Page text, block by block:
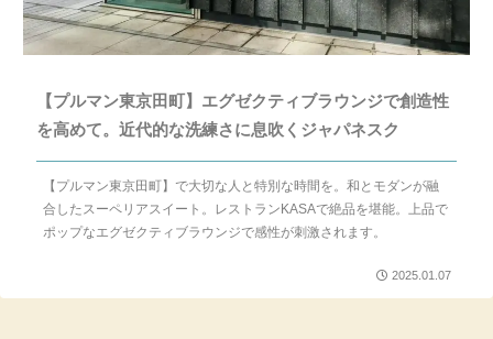
【プルマン東京田町】エグゼクティブラウンジで創造性
を高めて。近代的な洗練さに息吹くジャパネスク
【プルマン東京田町】で大切な人と特別な時間を。和とモダンが融
合したスーペリアスイート。レストランKASAで絶品を堪能。上品で
ポップなエグゼクティブラウンジで感性が刺激されます。
2025.01.07